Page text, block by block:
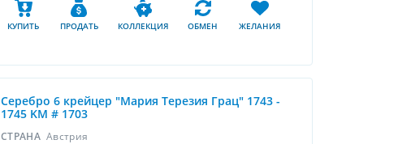
КУПИТЬ ПРОДАТЬ КОЛЛЕКЦИЯ ОБМЕН ЖЕЛАНИЯ
Серебро 6 крейцер "Мария Терезия Грац" 1743 -
1745 KM # 1703
СТРАНА Австрия